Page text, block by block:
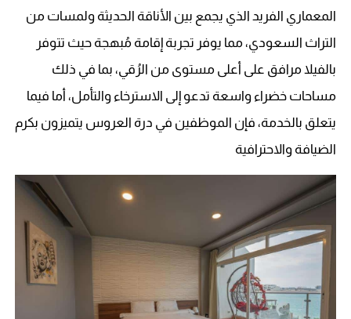
المعماري الفريد الذي يجمع بين الأناقة الحديثة ولمسات من
التراث السعودي، مما يوفر تجربة إقامة مُبهجة حيث تتوفر
بالفيلا مرافق على أعلى مستوى من الرُقي، بما في ذلك
مساحات خضراء واسعة تدعو إلى الاسترخاء والتأمل، أما فيما
يتعلق بالخدمة، فإن الموظفين في درة العروس يتميزون بكرم
الضيافة والاحترافية